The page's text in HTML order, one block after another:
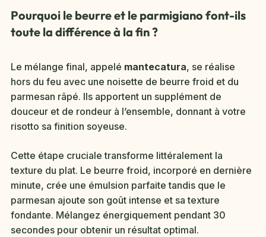
Pourquoi le beurre et le parmigiano font-ils
toute la différence à la fin ?
Le mélange final, appelé mantecatura, se réalise
hors du feu avec une noisette de beurre froid et du
parmesan râpé. Ils apportent un supplément de
douceur et de rondeur à l’ensemble, donnant à votre
risotto sa finition soyeuse.
Cette étape cruciale transforme littéralement la
texture du plat. Le beurre froid, incorporé en dernière
minute, crée une émulsion parfaite tandis que le
parmesan ajoute son goût intense et sa texture
fondante. Mélangez énergiquement pendant 30
secondes pour obtenir un résultat optimal.